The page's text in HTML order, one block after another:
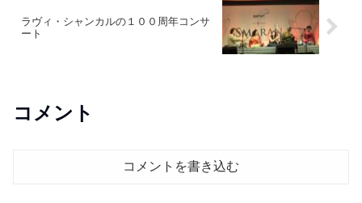
ラヴィ・シャンカルの１００周年コンサ
ート
コメント
コメントを書き込む